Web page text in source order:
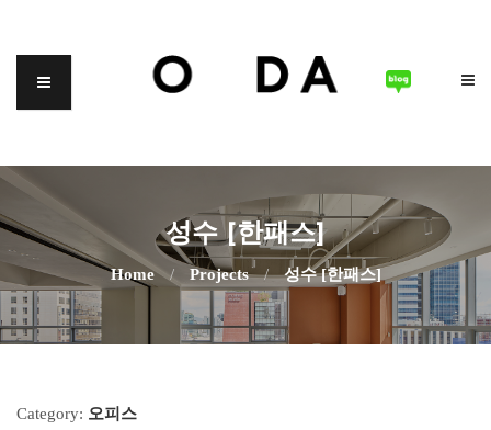
성수 [한패스]
Home / Projects / 성수 [한패스]
Category: 오피스